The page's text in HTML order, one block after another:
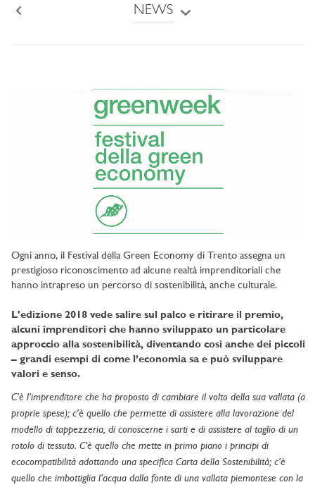
NEWS
Ogni anno, il Festival della Green Economy di Trento assegna un
prestigioso riconoscimento ad alcune realtà imprenditoriali che
hanno intrapreso un percorso di sostenibilità, anche culturale.
L'edizione 2018 vede salire sul palco e ritirare il premio,
alcuni imprenditori che hanno sviluppato un particolare
approccio alla sostenibilità, diventando così anche dei piccoli
– grandi esempi di come l’economia sa e può sviluppare
valori e senso.
C’è l’imprenditore che ha proposto di cambiare il volto della sua vallata (a
proprie spese); c’è quello che permette di assistere alla lavorazione del
modello di tappezzeria, di conoscerne i sarti e di assistere al taglio di un
rotolo di tessuto. C’è quello che mette in primo piano i principi di
ecocompatibilità adottando una specifica Carta della Sostenibilità; c’è
quello che imbottiglia l’acqua dalla fonte di una vallata piemontese con la